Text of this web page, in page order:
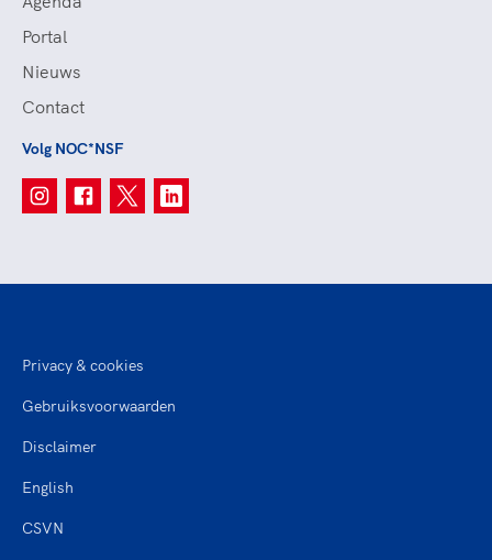
Portal
Nieuws
Contact
Volg NOC*NSF
Privacy & cookies
Gebruiksvoorwaarden
Disclaimer
English
CSVN